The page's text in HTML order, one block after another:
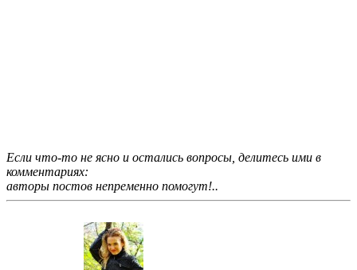
Если что-то не ясно и остались вопросы, делитесь ими в
комментариях:
авторы постов непременно помогут!..